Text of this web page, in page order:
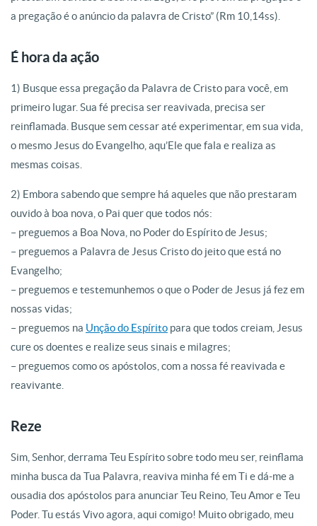
a pregação é o anúncio da palavra de Cristo” (Rm 10,14ss).
É hora da ação
1) Busque essa pregação da Palavra de Cristo para você, em
primeiro lugar. Sua fé precisa ser reavivada, precisa ser
reinflamada. Busque sem cessar até experimentar, em sua vida,
o mesmo Jesus do Evangelho, aqu’Ele que fala e realiza as
mesmas coisas.
2) Embora sabendo que sempre há aqueles que não prestaram
ouvido à boa nova, o Pai quer que todos nós:
– preguemos a Boa Nova, no Poder do Espírito de Jesus;
– preguemos a Palavra de Jesus Cristo do jeito que está no
Evangelho;
– preguemos e testemunhemos o que o Poder de Jesus já fez em
nossas vidas;
– preguemos na Unção do Espírito para que todos creiam, Jesus
cure os doentes e realize seus sinais e milagres;
– preguemos como os apóstolos, com a nossa fé reavivada e
reavivante.
Reze
Sim, Senhor, derrama Teu Espírito sobre todo meu ser, reinflama
minha busca da Tua Palavra, reaviva minha fé em Ti e dá-me a
ousadia dos apóstolos para anunciar Teu Reino, Teu Amor e Teu
Poder. Tu estás Vivo agora, aqui comigo! Muito obrigado, meu